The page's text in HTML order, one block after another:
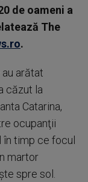
de oameni a
The
.
arătat
căzut la
Catarina,
ocupanţii
timp ce focul
martor
spre sol.